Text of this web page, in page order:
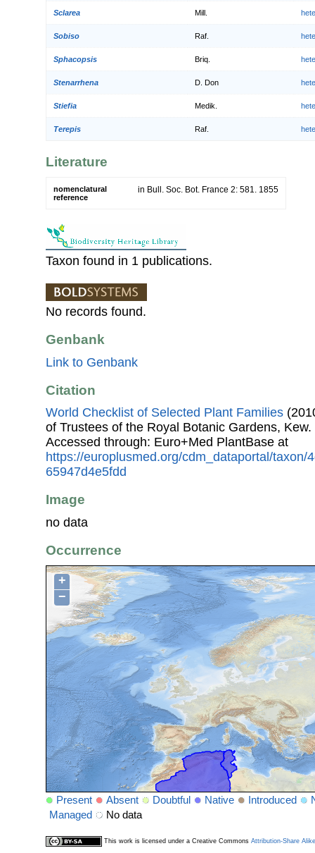
Sclarea Mill.
Sobiso Raf.
Sphacopsis Briq.
Stenarrhena D. Don
Stiefia Medik.
Terepis Raf.
Literature
nomenclatural
reference
in Bull. Soc. Bot. France 2: 581. 1855
Taxon found in 1 publications.
No records found.
Genbank
Link to Genbank
Citation
World Checklist of Selected Plant Families
of Trustees of the Royal Botanic Gardens, Kew.
Accessed through: Euro+Med PlantBase at
https://europlusmed.org/cdm_dataportal/taxon/
65947d4e5fdd
Image
no data
Occurrence
+
−
Present Absent Doubtful Native Introduced
Managed
No data
This work is licensed under a Creative Commons Attribution-Share